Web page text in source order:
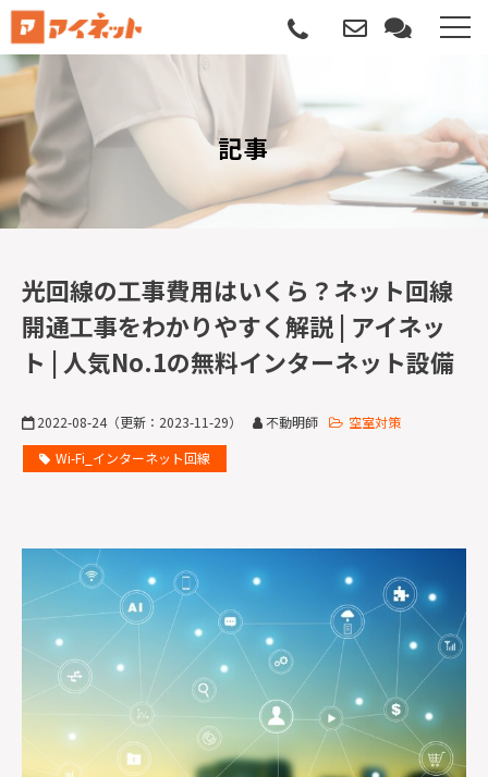
選ばれる理由
導入について
サポートについて
記事
サービス説明動画
記事
光回線の工事費用はいくら？ネット回線
開通工事をわかりやすく解説 | アイネッ
ト | 人気No.1の無料インターネット設備
2022-08-24（更新： 2023-11-29） 不動明師
空室対策
Wi-Fi_インターネット回線